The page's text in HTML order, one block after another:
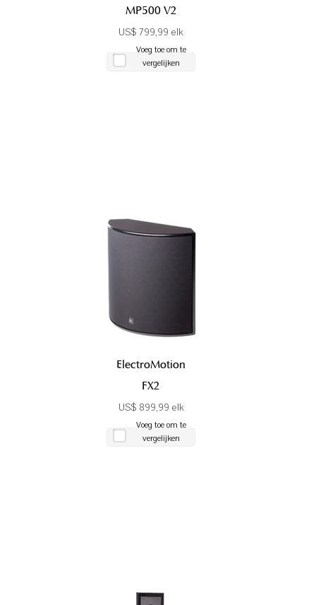
MP500 V2
US$ 799,99 elk
Voeg toe om te
vergelijken
ElectroMotion
FX2
US$ 899,99 elk
Voeg toe om te
vergelijken